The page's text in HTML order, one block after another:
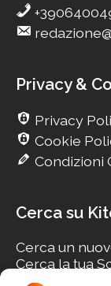
Privacy &
Privacy
Cookie
Condizioni
Cerca su
Cerca un
Cerca la tua
Cerca il tuo